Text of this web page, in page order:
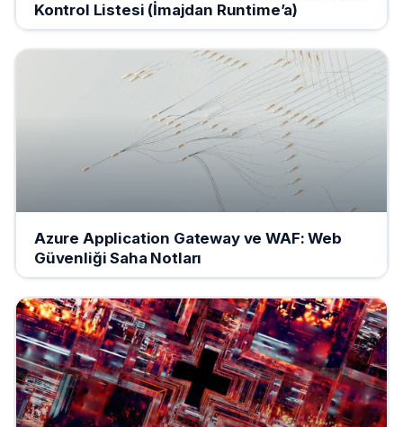
Kontrol Listesi (İmajdan Runtime’a)
Azure Application Gateway ve WAF: Web
Güvenliği Saha Notları